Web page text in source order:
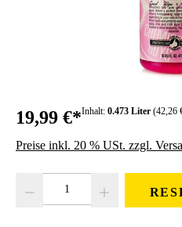
19,99 €*Inhalt: 0.473 Liter (42,26
Preise inkl. 20 % USt. zzgl.